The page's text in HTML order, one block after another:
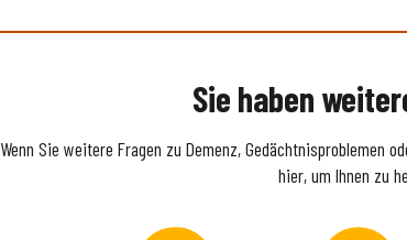
Sie haben
Wenn Sie weitere Fragen zu Demenz, Gedächtnisproblemen
hier, um Ihnen zu